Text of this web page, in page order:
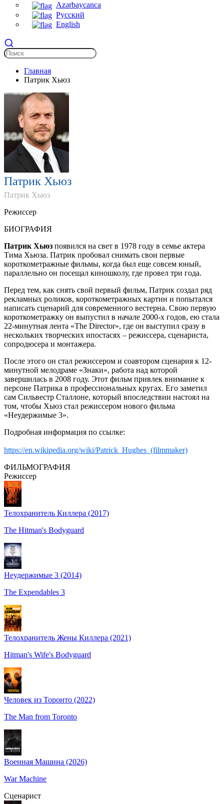
Azərbaycanca
Русский
English
Главная
Патрик Хьюз
Патрик Хьюз
Патрик Хьюз
Режиссер
БИОГРАФИЯ
Патрик Хьюз появился на свет в 1978 году в семье актера
Тима Хьюза. Патрик пробовал снимать свои первые
короткометражные фильмы, когда был еще совсем юный,
параллельно он посещал киношколу, где провел три года.
Перед тем, как снять свой первый фильм, Патрик создал ряд
рекламных роликов, короткометражных картин и попытался
написать сценарий для современного вестерна. Свою первую
короткометражку он выпустил в начале 2000-х годов, ею стала
22-минутная лента «The Director», где он выступил сразу в
нескольких творческих ипостасях – режиссера, сценариста,
сопродюсера и монтажера.
После этого он стал режиссером и соавтором сценария к 12-
минутной мелодраме «Знаки», работа над которой
завершилась в 2008 году. Этот фильм привлек внимание к
персоне Патрика в профессиональных кругах. Его заметил
сам Сильвестр Сталлоне, который впоследствии настоял на
том, чтобы Хьюз стал режиссером нового фильма
«Неудержимые 3».
Подробная информация по ссылке:
https://en.wikipedia.org/wiki/Patrick_Hughes_(filmmaker)
ФИЛЬМОГРАФИЯ
Режиссер
Телохранитель Киллера (2017)
The Hitman's Bodyguard
Неудержимые 3 (2014)
The Expendables 3
Телохранитель Жены Киллера (2021)
Hitman's Wife's Bodyguard
Человек из Торонто (2022)
The Man from Toronto
Военная Машина (2026)
War Machine
Сценарист